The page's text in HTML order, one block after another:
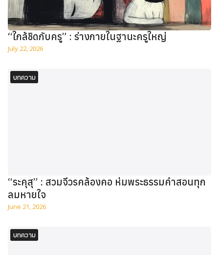
“ใกล้ชิดกับครู” : ร่างกายในฐานะครูใหญ่
July 22, 2026
บทความ
“ระคุสุ” : สวมจีวรคล้องคอ ห่มพระธรรมคำสอนทุก
ลมหายใจ
June 21, 2026
บทความ